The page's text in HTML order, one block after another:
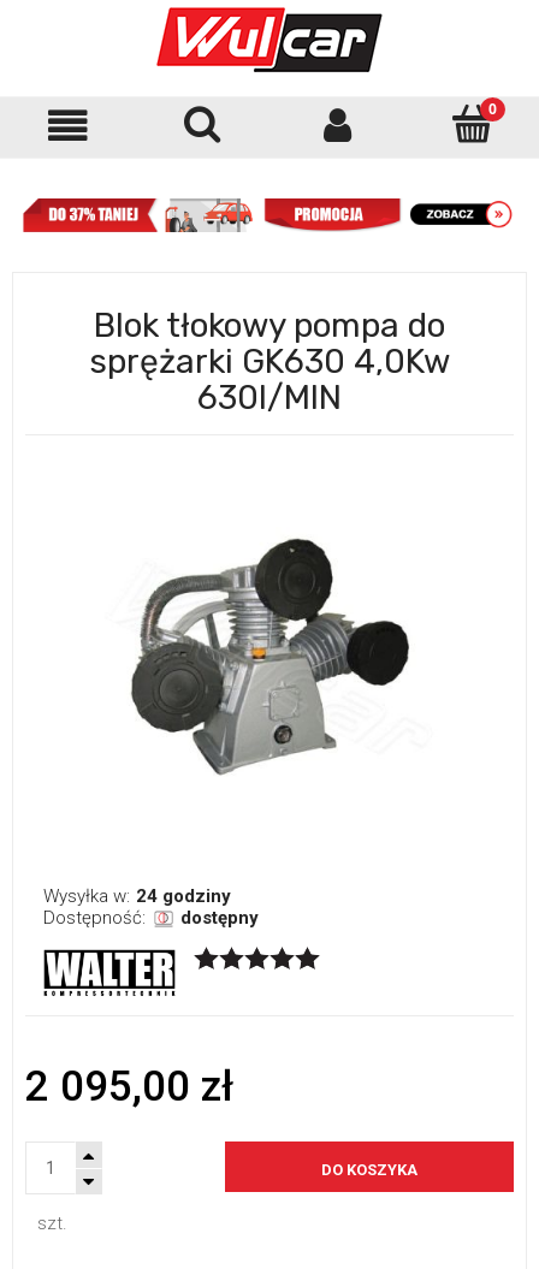
Blok tłokowy pompa do
sprężarki GK630 4,0Kw
630l/MIN
Wysyłka w: 24 godziny
Dostępność:
dostępny
2 095,00 zł
szt.
DO KOSZYKA